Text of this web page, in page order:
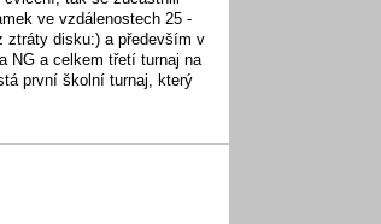
ve vzdálenostech 25 -
ztráty disku:) a především v
NG a celkem třetí turnaj na
první školní turnaj, který